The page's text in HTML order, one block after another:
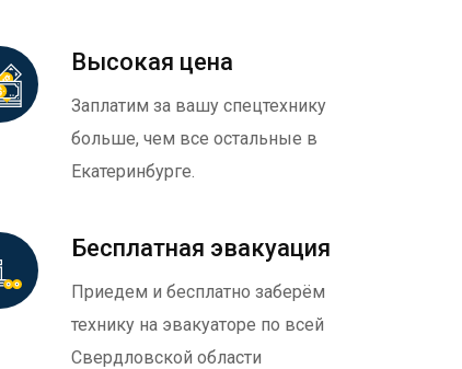
Высокая цена
Заплатим за вашу спецтехнику
больше, чем все остальные в
Екатеринбурге.
Бесплатная эвакуация
Приедем и бесплатно заберём
технику на эвакуаторе по всей
Свердловской области